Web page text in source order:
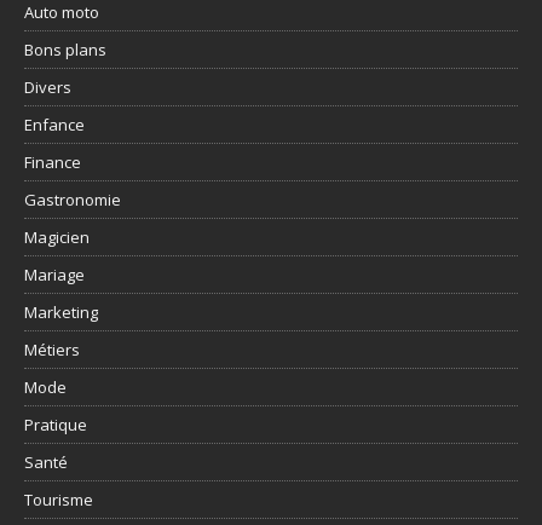
Auto moto
Bons plans
Divers
Enfance
Finance
Gastronomie
Magicien
Mariage
Marketing
Métiers
Mode
Pratique
Santé
Tourisme